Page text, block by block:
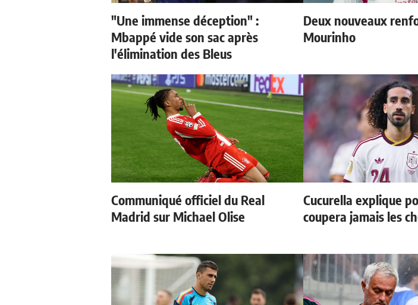
"Une immense déception" :
Mbappé vide son sac après
l'élimination des Bleus
Deux nouveaux
Mourinho
Communiqué officiel du Real
Madrid sur Michael Olise
Cucurella explique
coupera jamais les